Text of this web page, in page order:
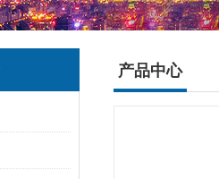
产品中心